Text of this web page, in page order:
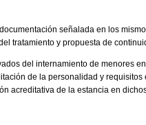
señalada en los
tratamiento y propuesta de
del internamiento de menores
de la personalidad y requisitos
acreditativa de la estancia en